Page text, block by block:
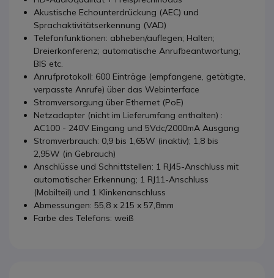
Akustische Echounterdrückung (AEC) und
Sprachaktivitätserkennung (VAD)
Telefonfunktionen: abheben/auflegen; Halten;
Dreierkonferenz; automatische Anrufbeantwortung;
BIS etc.
Anrufprotokoll: 600 Einträge (empfangene, getätigte,
verpasste Anrufe) über das Webinterface
Stromversorgung über Ethernet (PoE)
Netzadapter (nicht im Lieferumfang enthalten) :
AC100 - 240V Eingang und 5Vdc/2000mA Ausgang
Stromverbrauch: 0,9 bis 1,65W (inaktiv); 1,8 bis
2,95W (in Gebrauch)
Anschlüsse und Schnittstellen: 1 RJ45-Anschluss mit
automatischer Erkennung; 1 RJ11-Anschluss
(Mobilteil) und 1 Klinkenanschluss
Abmessungen: 55,8 x 215 x 57,8mm
Farbe des Telefons: weiß